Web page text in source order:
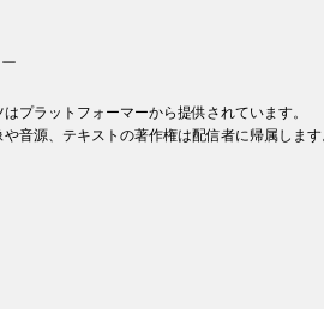
プラットフォーマーから提供されています。
音源、テキストの著作権は配信者に帰属します